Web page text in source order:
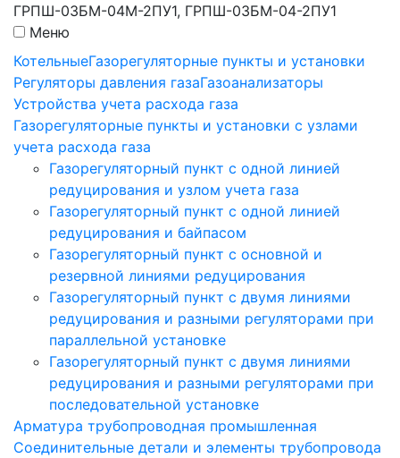
ГРПШ-03БМ-04М-2ПУ1, ГРПШ-03БМ-04-2ПУ1
Меню
КотельныеГазорегуляторные пункты и установки
Регуляторы давления газаГазоанализаторы
Устройства учета расхода газа
Газорегуляторные пункты и установки с узлами
учета расхода газа
Газорегуляторный пункт с одной линией
редуцирования и узлом учета газа
Газорегуляторный пункт с одной линией
редуцирования и байпасом
Газорегуляторный пункт c основной и
резервной линиями редуцирования
Газорегуляторный пункт с двумя линиями
редуцирования и разными регуляторами при
параллельной установке
Газорегуляторный пункт с двумя линиями
редуцирования и разными регуляторами при
последовательной установке
Арматура трубопроводная промышленная
Соединительные детали и элементы трубопровода